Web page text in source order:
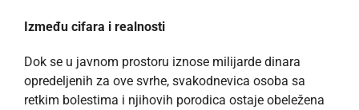
Između cifara i realnosti
Dok se u javnom prostoru iznose milijarde dinara
opredeljenih za ove svrhe, svakodnevica osoba sa
retkim bolestima i njihovih porodica ostaje obeležena